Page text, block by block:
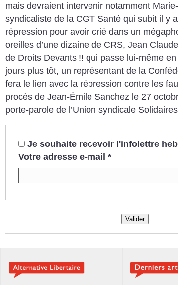
mais devraient intervenir notamment
syndicaliste de la CGT Santé qui subit il y
répression pour avoir crié dans un
oreilles d’une dizaine de CRS, Jean
de Droits Devants !! qui passe lui-même
jours plus tôt, un représentant de la
fera le lien avec la répression contre les
procès de Jean-Émile Sanchez le 27
porte-parole de l’Union syndicale
Je souhaite recevoir l'infolettre
Votre adresse e-mail *
Valider